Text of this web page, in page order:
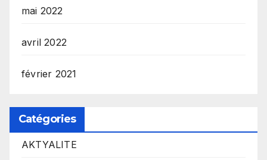
mai 2022
avril 2022
février 2021
Catégories
AKTYALITE